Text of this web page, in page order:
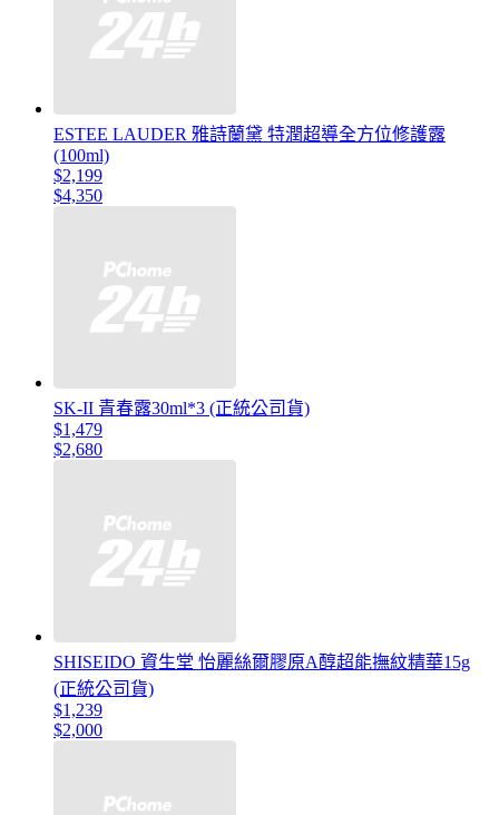
ESTEE LAUDER 雅詩蘭黛 特潤超導全方位修護露
(100ml)
$2,199
$4,350
SK-II 青春露30ml*3 (正統公司貨)
$1,479
$2,680
SHISEIDO 資生堂 怡麗絲爾膠原A醇超能撫紋精華15g
(正統公司貨)
$1,239
$2,000